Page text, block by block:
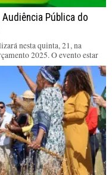
Pública do
nesta quinta, 21, na
2025. O evento estar